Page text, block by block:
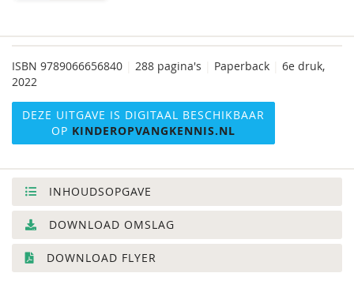
ISBN 9789066656840 288 pagina's Paperback
6e druk,
2022
DEZE UITGAVE IS DIGITAAL BESCHIKBAAR
OP KINDEROPVANGKENNIS.NL
INHOUDSOPGAVE
DOWNLOAD OMSLAG
DOWNLOAD FLYER